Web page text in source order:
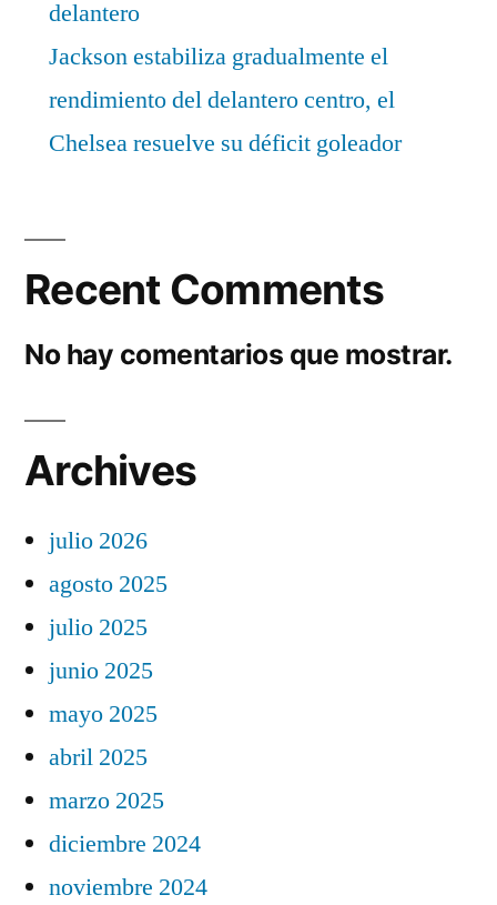
delantero
Jackson estabiliza gradualmente el
rendimiento del delantero centro, el
Chelsea resuelve su déficit goleador
Recent Comments
No hay comentarios que mostrar.
Archives
julio 2026
agosto 2025
julio 2025
junio 2025
mayo 2025
abril 2025
marzo 2025
diciembre 2024
noviembre 2024